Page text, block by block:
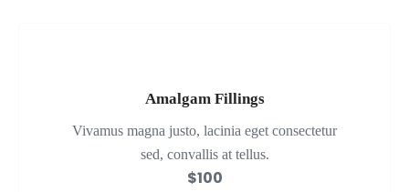
Amalgam Fillings
Vivamus magna justo, lacinia eget consectetur
sed, convallis at tellus.
$100